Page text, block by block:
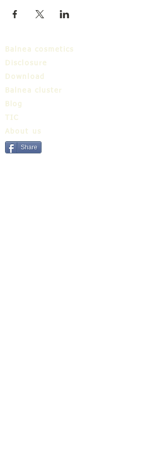
Balnea cosmetics
Disclosure
Download
Balnea cluster
Blog
TIC
About us
Share